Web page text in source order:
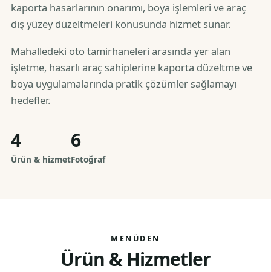
kaporta hasarlarının onarımı, boya işlemleri ve araç
dış yüzey düzeltmeleri konusunda hizmet sunar.
Mahalledeki oto tamirhaneleri arasında yer alan
işletme, hasarlı araç sahiplerine kaporta düzeltme ve
boya uygulamalarında pratik çözümler sağlamayı
hedefler.
4
Ürün & hizmet
6
Fotoğraf
MENÜDEN
Ürün & Hizmetler